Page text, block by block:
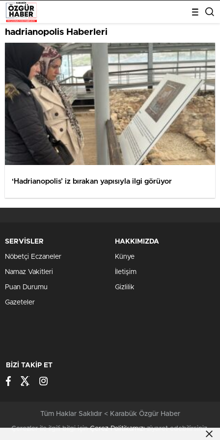
hadrianopolis Haberleri
‘Hadrianopolis’ iz bırakan yapısıyla ilgi görüyor
SERVİSLER
Nöbetçi Eczaneler
Namaz Vakitleri
Puan Durumu
Gazeteler
HAKKIMIZDA
Künye
İletişim
Gizlilik
BİZİ TAKİP ET
Tüm Haklar Saklıdır < Karabük Özgür Haber
Çerezler ile ilgili bilgi içinÇerez Politikamızıziyaret edebilirsiniz.